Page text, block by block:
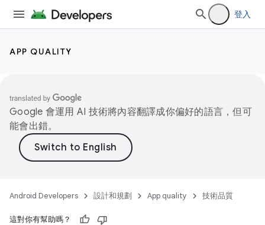
登入
APP QUALITY
Google 會運用 AI 技術將內容翻譯成你偏好的語言，但可
能會出錯。
Android Developers 設計和規劃 App quality 技術品質
這對你有幫助嗎？